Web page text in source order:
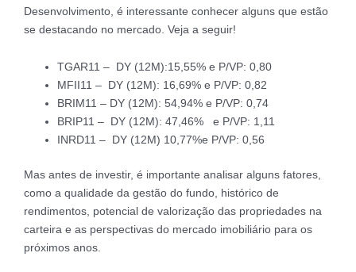
Desenvolvimento, é interessante conhecer alguns que estão
se destacando no mercado. Veja a seguir!
TGAR11 – DY (12M):15,55% e P/VP: 0,80
MFII11 – DY (12M): 16,69% e P/VP: 0,82
BRIM11 – DY (12M): 54,94% e P/VP: 0,74
BRIP11 – DY (12M): 47,46% e P/VP: 1,11
INRD11 – DY (12M) 10,77%e P/VP: 0,56
Mas antes de investir, é importante analisar alguns fatores,
como a qualidade da gestão do fundo, histórico de
rendimentos, potencial de valorização das propriedades na
carteira e as perspectivas do mercado imobiliário para os
próximos anos.